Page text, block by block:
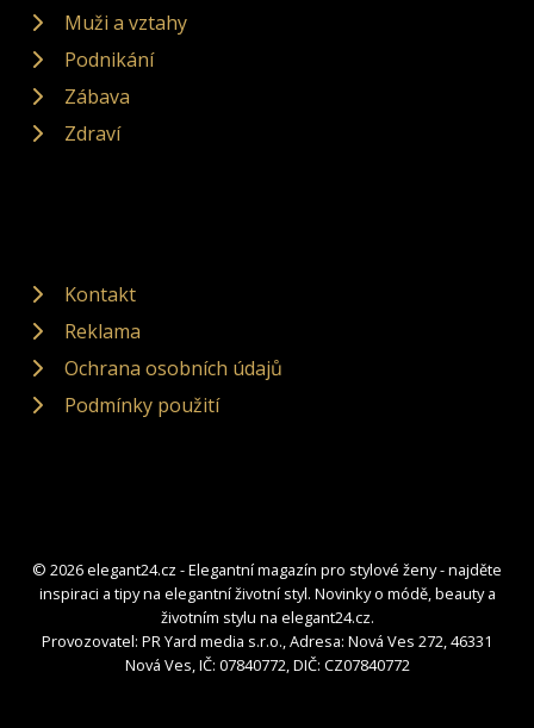
Muži a vztahy
Podnikání
Zábava
Zdraví
Kontakt
Reklama
Ochrana osobních údajů
Podmínky použití
© 2026 elegant24.cz - Elegantní magazín pro stylové ženy - najděte
inspiraci a tipy na elegantní životní styl. Novinky o módě, beauty a
životním stylu na elegant24.cz.
Provozovatel: PR Yard media s.r.o., Adresa: Nová Ves 272, 46331
Nová Ves, IČ: 07840772, DIČ: CZ07840772